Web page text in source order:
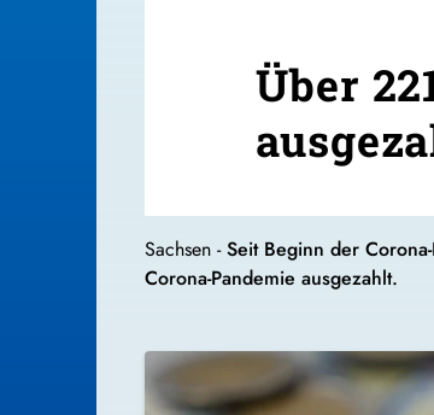
Über
Sachsen -Seit Beginn der
Corona-Pandemie ausgezahlt.